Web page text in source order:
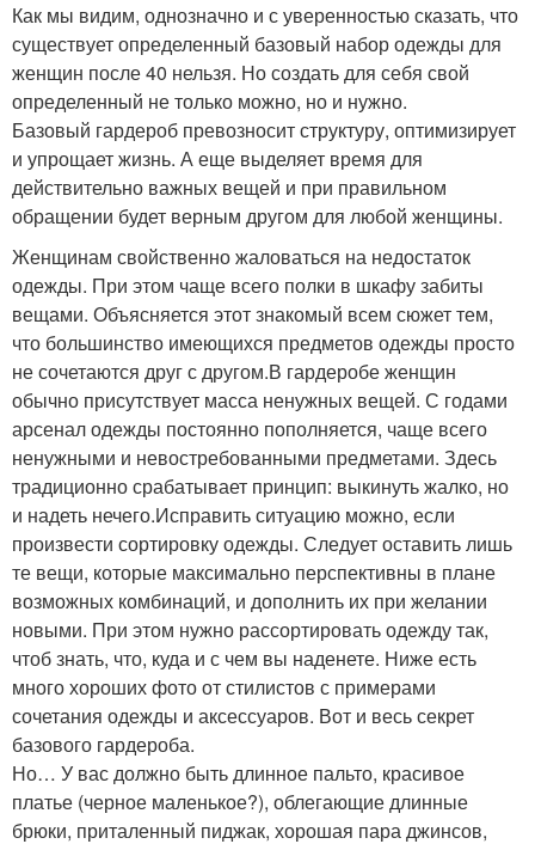
Как мы видим, однозначно и с уверенностью сказать, что
существует определенный базовый набор одежды для
женщин после 40 нельзя. Но создать для себя свой
определенный не только можно, но и нужно.
Базовый гардероб превозносит структуру, оптимизирует
и упрощает жизнь. А еще выделяет время для
действительно важных вещей и при правильном
обращении будет верным другом для любой женщины.
Женщинам свойственно жаловаться на недостаток
одежды. При этом чаще всего полки в шкафу забиты
вещами. Объясняется этот знакомый всем сюжет тем,
что большинство имеющихся предметов одежды просто
не сочетаются друг с другом.В гардеробе женщин
обычно присутствует масса ненужных вещей. С годами
арсенал одежды постоянно пополняется, чаще всего
ненужными и невостребованными предметами. Здесь
традиционно срабатывает принцип: выкинуть жалко, но
и надеть нечего.Исправить ситуацию можно, если
произвести сортировку одежды. Следует оставить лишь
те вещи, которые максимально перспективны в плане
возможных комбинаций, и дополнить их при желании
новыми. При этом нужно рассортировать одежду так,
чтоб знать, что, куда и с чем вы наденете. Ниже есть
много хороших фото от стилистов с примерами
сочетания одежды и аксессуаров. Вот и весь секрет
базового гардероба.
Но… У вас должно быть длинное пальто, красивое
платье (черное маленькое?), облегающие длинные
брюки, приталенный пиджак, хорошая пара джинсов,